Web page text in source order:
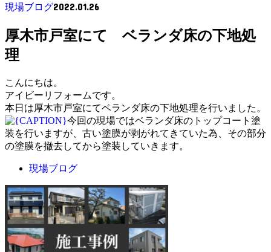
現場ブログ2022.01.26
厚木市戸室にて ベランダ床の下地処
理
こんにちは。
アイビーリフォームです。
本日は厚木市戸室にてベランダ床の下地処理を行いました。
今回の現場ではベランダ床のトップコート塗
装を行いますが、古い塗膜が剥がれてきていた為、その部分
の塗膜を撤去してから塗装していきます。
現場ブログ